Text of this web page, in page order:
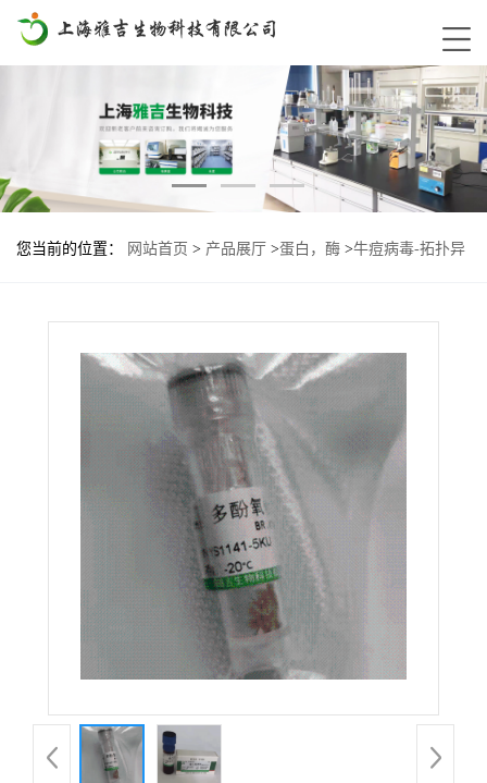
您当前的位置： 网站首页 > 产品展厅 >蛋白，酶 >牛痘病毒-拓扑异